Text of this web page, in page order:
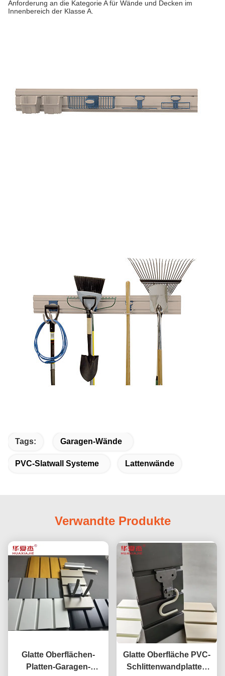
Anforderung an die Kategorie A für Wände und Decken im
Innenbereich der Klasse A.
Tags: Garagen-Wände
PVC-Slatwall Systeme Lattenwände
Verwandte Produkte
Glatte Oberflächen-
Platten-Garagen-
Glatte Oberfläche PVC-
Schlittenwandplatten